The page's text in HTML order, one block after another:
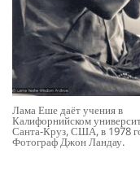
Лама Еше даёт учения в
Калифорнийском
Санта-Круз, США, в 1978
Фотограф Джон Ландау.